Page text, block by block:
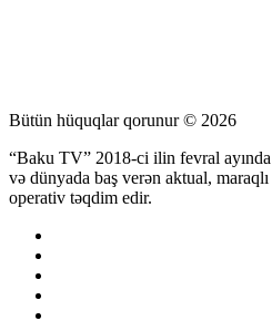
Bütün hüquqlar qorunur © 2026
“Baku TV” 2018-ci ilin fevral
və dünyada baş verən aktual,
operativ təqdim edir.